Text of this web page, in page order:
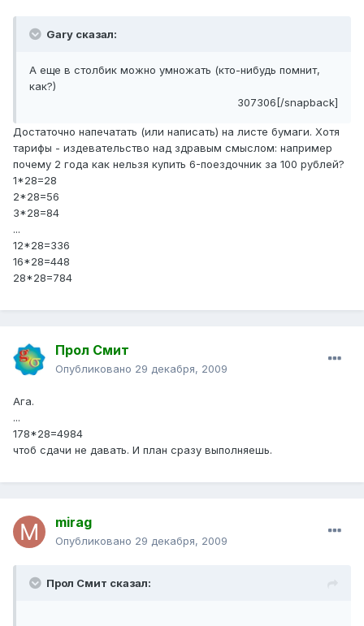
Gаrу сказал:
А еще в столбик можно умножать (кто-нибудь помнит,
как?)
307306[/snapback]
Достаточно напечатать (или написать) на листе бумаги. Хотя
тарифы - издевательство над здравым смыслом: например
почему 2 года как нельзя купить 6-поездочник за 100 рублей?
1*28=28
2*28=56
3*28=84
...
12*28=336
16*28=448
28*28=784
Прол Смит
Опубликовано 29 декабря, 2009
Ага.
...
178*28=4984
чтоб сдачи не давать. И план сразу выполняешь.
mirag
Опубликовано 29 декабря, 2009
Прол Смит сказал: